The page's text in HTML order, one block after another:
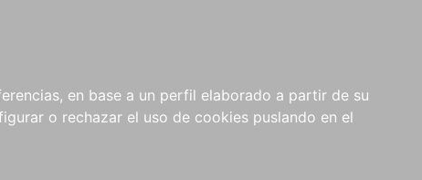
en base a un perfil elaborado a partir de su
o rechazar el uso de cookies puslando en el
NOVEDADES NOTICIAS
COMPRAS
INSTITUCIONALES